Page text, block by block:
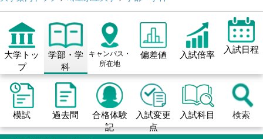
大学トッ
プ
学部・学
科
キャンパス・
所在地
偏差値 入試倍率 入試日程
模試 過去問
合格体験
記
入試変更
点
入試科目 検索